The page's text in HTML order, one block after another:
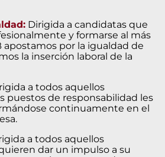
Dirigida a candidatas que
y formarse al más
apostamos por la igualdad de
la inserción laboral de la
a todos aquellos
puestos de responsabilidad les
continuamente en el
a todos aquellos
dar un impulso a su